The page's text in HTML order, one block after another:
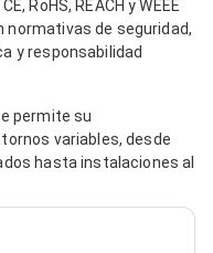
RoHS, REACH y WEEE
normativas de seguridad,
y responsabilidad
permite su
variables, desde
hasta instalaciones al